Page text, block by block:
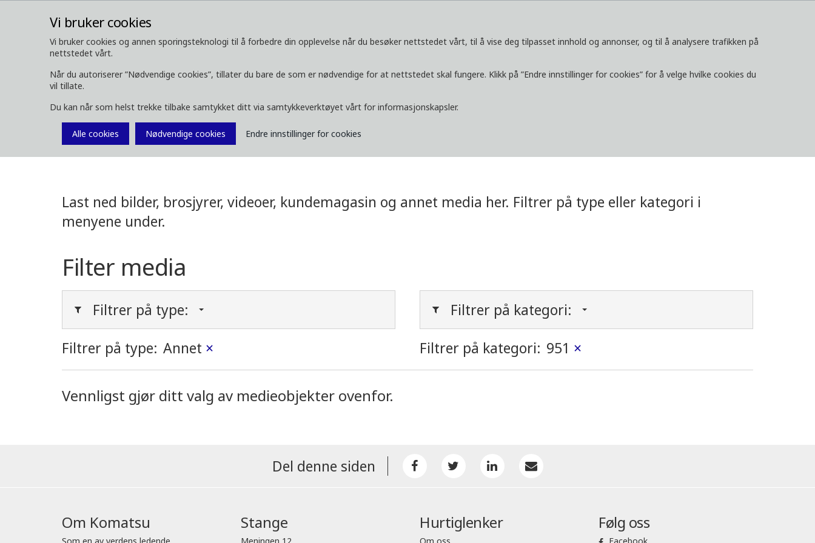
Vi bruker cookies
Vi bruker cookies og annen sporingsteknologi til å forbedre din opplevelse når du besøker nettstedet vårt, til å vise deg tilpasset innhold og annonser, og til å analysere trafikken på
nettstedet vårt.
Når du autoriserer ”Nødvendige cookies”, tillater du bare de som er nødvendige for at nettstedet skal fungere. Klikk på ”Endre innstillinger for cookies” for å velge hvilke cookies du
vil tillate.
Du kan når som helst trekke tilbake samtykket ditt via samtykkeverktøyet vårt for informasjonskapsler.
Alle cookies Nødvendige cookies Endre innstillinger for cookies
LOGG INN REGION/LAND
Media Last ned media
Last ned media
Last ned bilder, brosjyrer, videoer, kundemagasin og annet media her. Filtrer på type eller kategori i
menyene under.
Filter media
Filtrer på type:
Filtrer på type: Annet ×
Filtrer på kategori:
Filtrer på kategori: 951 ×
Vennligst gjør ditt valg av medieobjekter ovenfor.
Del denne siden
Om Komatsu Stange Hurtiglenker Følg oss